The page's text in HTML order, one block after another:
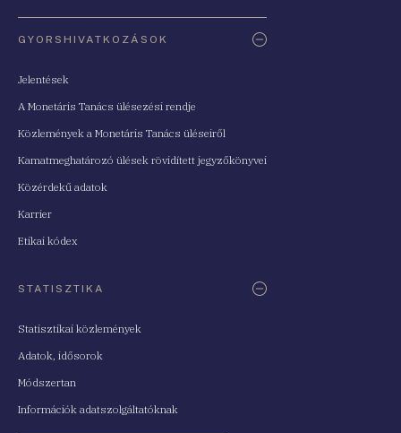
GYORSHIVATKOZÁSOK
Jelentések
A Monetáris Tanács ülésezési rendje
Közlemények a Monetáris Tanács üléseiről
Kamatmeghatározó ülések rövidített jegyzőkönyvei
Közérdekű adatok
Karrier
Etikai kódex
STATISZTIKA
Statisztikai közlemények
Adatok, idősorok
Módszertan
Információk adatszolgáltatóknak